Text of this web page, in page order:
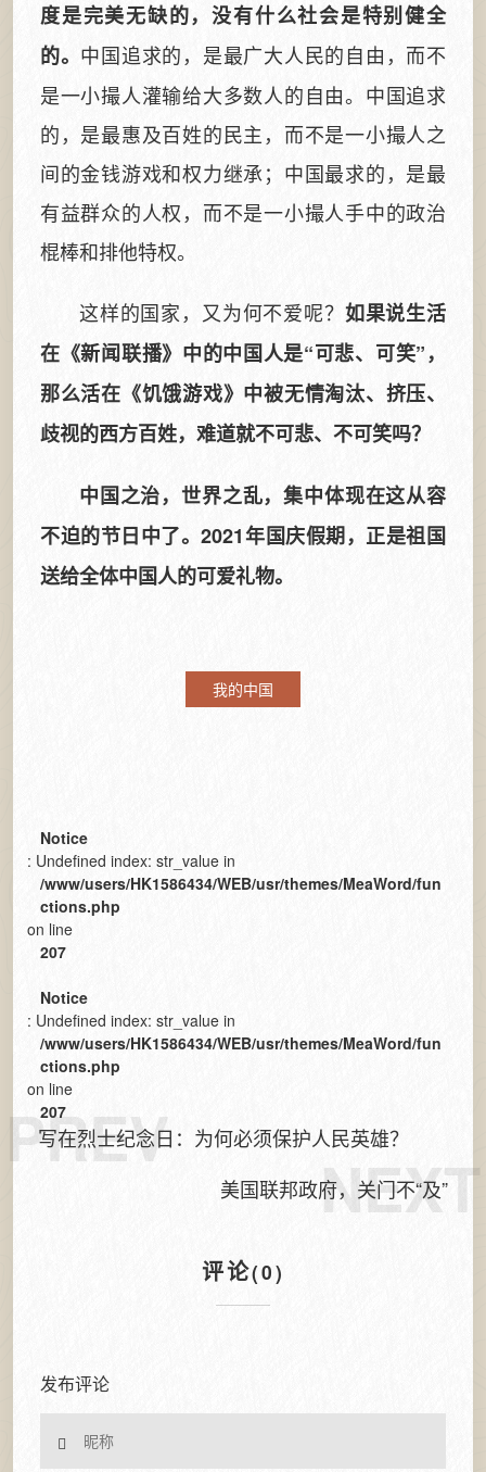
度是完美无缺的，没有什么社会是特别健全
的。 中国追求的，是最广大人民的自由，而不
是一小撮人灌输给大多数人的自由。中国追求
的，是最惠及百姓的民主，而不是一小撮人之
间的金钱游戏和权力继承；中国最求的，是最
有益群众的人权，而不是一小撮人手中的政治
棍棒和排他特权。
这样的国家，又为何不爱呢？ 如果说生活
在《新闻联播》中的中国人是“可悲、可笑”，
那么活在《饥饿游戏》中被无情淘汰、挤压、
歧视的西方百姓，难道就不可悲、不可笑吗？
中国之治，世界之乱，集中体现在这从容
不迫的节日中了。2021年国庆假期，正是祖国
送给全体中国人的可爱礼物。
我的中国
Notice
: Undefined index: str_value in
/www/users/HK1586434/WEB/usr/themes/MeaWord/fun
ctions.php
on line
207
Notice
: Undefined index: str_value in
/www/users/HK1586434/WEB/usr/themes/MeaWord/fun
ctions.php
on line
207
PREV
写在烈士纪念日：为何必须保护人民英雄？
NEXT
美国联邦政府，关门不“及”
评论(0)
发布评论